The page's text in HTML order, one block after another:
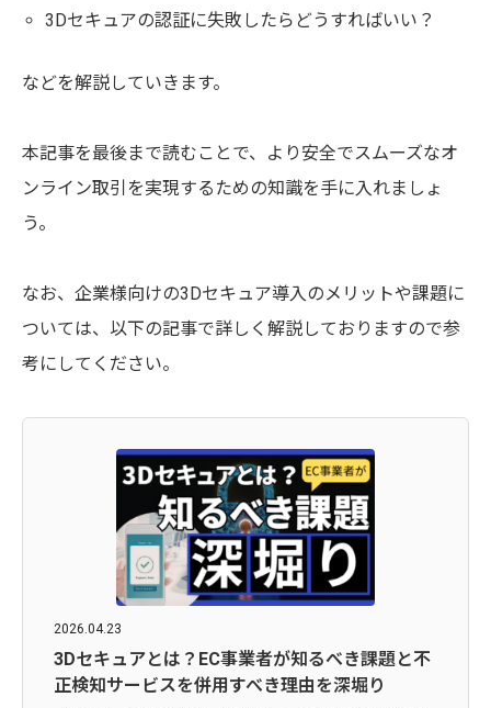
3Dセキュアの認証に失敗したらどうすればいい？
などを解説していきます。
本記事を最後まで読むことで、より安全でスムーズなオ
ンライン取引を実現するための知識を手に入れましょ
う。
なお、企業様向けの3Dセキュア導入のメリットや課題に
ついては、以下の記事で詳しく解説しておりますので参
考にしてください。
2026.04.23
3Dセキュアとは？EC事業者が知るべき課題と不
正検知サービスを併用すべき理由を深堀り